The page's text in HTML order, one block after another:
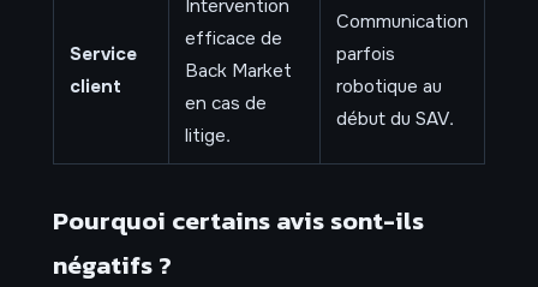
Service
client
Intervention
efficace de
Back Market
en cas de
litige.
Communication
parfois
robotique au
début du SAV.
Pourquoi certains avis sont-ils
négatifs ?